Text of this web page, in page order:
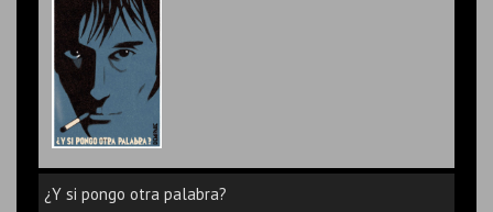
¿Y si pongo otra palabra?